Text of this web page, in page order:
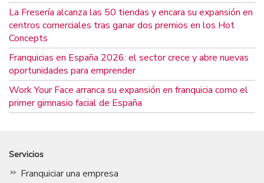
La Fresería alcanza las 50 tiendas y encara su expansión en
centros comerciales tras ganar dos premios en los Hot
Concepts
Franquicias en España 2026: el sector crece y abre nuevas
oportunidades para emprender
Work Your Face arranca su expansión en franquicia como el
primer gimnasio facial de España
Servicios
Franquiciar una empresa